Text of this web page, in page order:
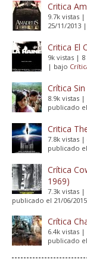
Critica
9.7k vistas |
25/11/2013 |
Critica El
9k vistas |
| bajo
Crítica
8.9k vistas |
publicado
Critica
7.8k vistas |
publicado
Crítica
1969)
7.3k vistas |
publicado el 21/06/2015
Crítica
6.4k vistas |
publicado